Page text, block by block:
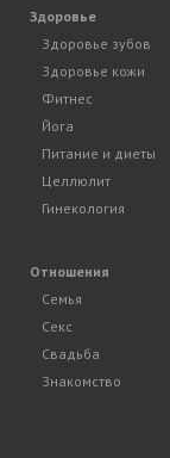
Здоровье
Здоровье зубов
Здоровье кожи
Фитнес
Йога
Питание и диеты
Целлюлит
Гинекология
Отношения
Семья
Секс
Свадьба
Знакомство